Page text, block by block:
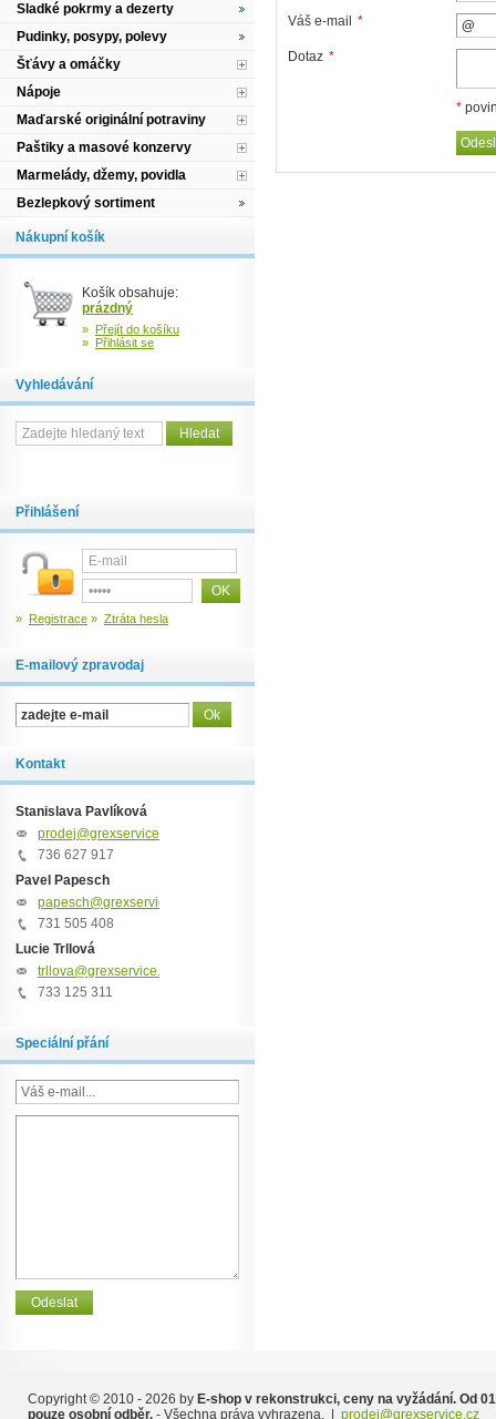
Váš e-mail *
Dotaz *
*
Sladké pokrmy a dezerty
Pudinky, posypy, polevy
Šťávy a omáčky
Nápoje
Maďarské originální potraviny
Paštiky a masové konzervy
Marmelády, džemy, povidla
Bezlepkový sortiment
Nákupní košík
Košík obsahuje:
prázdný
» Přejít do košíku
» Přihlásit se
Vyhledávání
Přihlášení
» Registrace » Ztráta hesla
E-mailový zpravodaj
Kontakt
Stanislava Pavlíková
prodej@grexservice.cz
736 627 917
Pavel Papesch
papesch@grexservice.cz
731 505 408
Lucie Trllová
trllova@grexservice.cz
733 125 311
Speciální přání
Copyright © 2010 - 2026 by E-shop v rekonstrukci, ceny na vyžádání. Od
pouze osobní odběr. - Všechna práva vyhrazena. | prodej@grexservice.cz